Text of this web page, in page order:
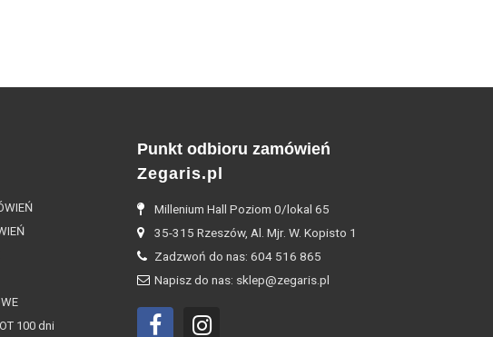
100 dni
Punkt odbioru zamówień
Zegaris.pl
Millenium Hall Poziom 0/lokal 65
35-315 Rzeszów, Al. Mjr. W. Kopisto 1
Zadzwoń do nas: 604 516 865
Napisz do nas: sklep@zegaris.pl